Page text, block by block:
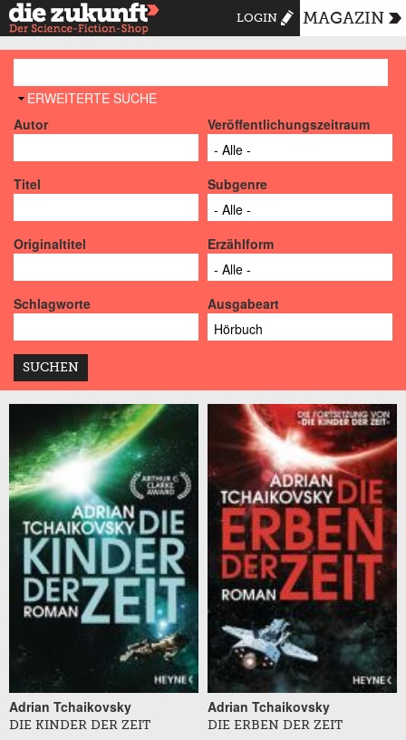
LOGIN MAGAZIN
AUSBLENDEN
ERWEITERTE SUCHE
Autor
Veröffentlichungszeitraum
Titel Subgenre
Originaltitel Erzählform
Schlagworte Ausgabeart
Adrian Tchaikovsky
DIE KINDER DER ZEIT
Adrian Tchaikovsky
DIE ERBEN DER ZEIT